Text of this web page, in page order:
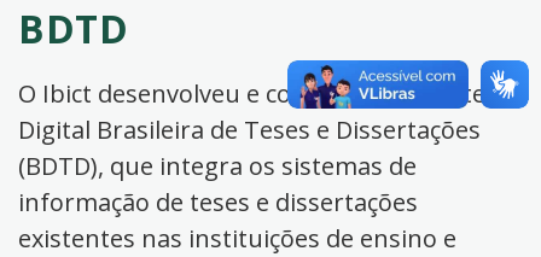
BDTD
O Ibict desenvolveu e coordena a Biblioteca
Digital Brasileira de Teses e Dissertações
(BDTD), que integra os sistemas de
informação de teses e dissertações
existentes nas instituições de ensino e